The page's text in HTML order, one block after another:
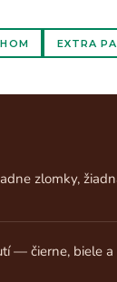
EXTRA
zlomky,
— čierne, biele a